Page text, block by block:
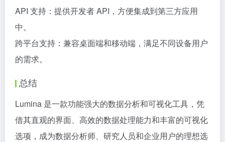
API 支持：提供开发者 API，方便集成到第三方应用
中。
跨平台支持：兼容桌面端和移动端，满足不同设备用户
的需求。
总结
Lumina 是一款功能强大的数据分析和可视化工具，凭
借其直观的界面、高效的数据处理能力和丰富的可视化
选项，成为数据分析师、研究人员和企业用户的理想选